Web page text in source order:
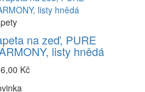
na zeď, PURE
listy hnědá
Kč